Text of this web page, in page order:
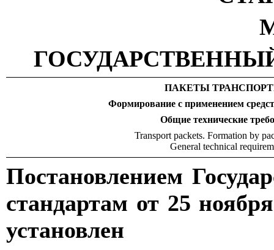
ПАКЕТЫ
Формирование с применением
Общие технические
Transport packets. Formation by
General technical
Постановлением
стандартам от 25
установлен